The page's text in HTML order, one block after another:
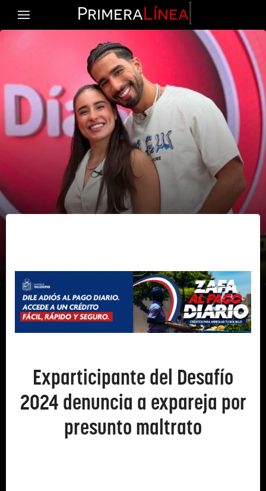
PrimeraLínea
Exparticipante del Desafío
2024 denuncia a expareja por
presunto maltrato